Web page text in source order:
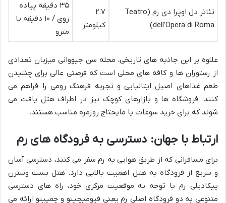
تئاتر دل اوپرا دی رم (Teatro
dell’Opera di Roma)
۲.۷
کیلومتر
۳۵ دقیقه پیاده
روی / ۱۰ دقیقه با
مترو
علاوه بر این جاذبه های تاریخی، محله سن جیووانی میزبان تعدادی
از رستوران ها و کافه های محلی است که فرصتی عالی برای چشیدن
طعم غذاهای اصیل ایتالیایی و تجربه فرهنگ رومی را فراهم می
کنند. فروشگاه ها و بازارهای کوچک نیز در اطراف هتل یافت می
شوند که برای خرید سوغات یا مایحتاج روزمره مناسب هستند.
ارتباط با جهان: دسترسی به فرودگاه های رم
برای مسافرانی که از طریق هوایی به رم سفر می کنند، دسترسی آسان
و سریع از فرودگاه به هتل اهمیت بالایی دارد. هتل بست وسترن
پیکادیلی رم با توجه به موقعیت مرکزی خود، راه های دسترسی
متنوعی به دو فرودگاه اصلی رم یعنی فیومیچینو و چمپینو ارائه می